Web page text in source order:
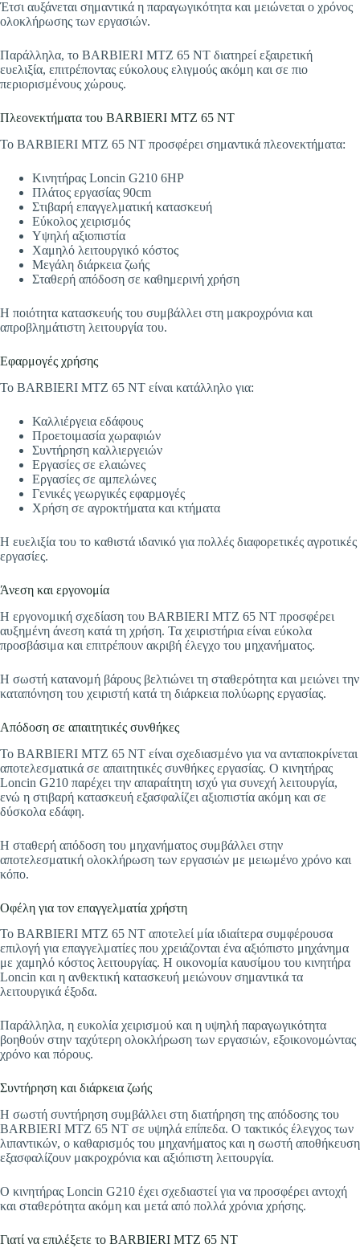
Έτσι αυξάνεται σημαντικά η παραγωγικότητα και μειώνεται ο χρόνος
ολοκλήρωσης των εργασιών.
Παράλληλα, το BARBIERI MTZ 65 NT διατηρεί εξαιρετική
ευελιξία, επιτρέποντας εύκολους ελιγμούς ακόμη και σε πιο
περιορισμένους χώρους.
Πλεονεκτήματα του BARBIERI MTZ 65 NT
Το BARBIERI MTZ 65 NT προσφέρει σημαντικά πλεονεκτήματα:
Κινητήρας Loncin G210 6HP
Πλάτος εργασίας 90cm
Στιβαρή επαγγελματική κατασκευή
Εύκολος χειρισμός
Υψηλή αξιοπιστία
Χαμηλό λειτουργικό κόστος
Μεγάλη διάρκεια ζωής
Σταθερή απόδοση σε καθημερινή χρήση
Η ποιότητα κατασκευής του συμβάλλει στη μακροχρόνια και
απροβλημάτιστη λειτουργία του.
Εφαρμογές χρήσης
Το BARBIERI MTZ 65 NT είναι κατάλληλο για:
Καλλιέργεια εδάφους
Προετοιμασία χωραφιών
Συντήρηση καλλιεργειών
Εργασίες σε ελαιώνες
Εργασίες σε αμπελώνες
Γενικές γεωργικές εφαρμογές
Χρήση σε αγροκτήματα και κτήματα
Η ευελιξία του το καθιστά ιδανικό για πολλές διαφορετικές αγροτικές
εργασίες.
Άνεση και εργονομία
Η εργονομική σχεδίαση του BARBIERI MTZ 65 NT προσφέρει
αυξημένη άνεση κατά τη χρήση. Τα χειριστήρια είναι εύκολα
προσβάσιμα και επιτρέπουν ακριβή έλεγχο του μηχανήματος.
Η σωστή κατανομή βάρους βελτιώνει τη σταθερότητα και μειώνει την
καταπόνηση του χειριστή κατά τη διάρκεια πολύωρης εργασίας.
Απόδοση σε απαιτητικές συνθήκες
Το BARBIERI MTZ 65 NT είναι σχεδιασμένο για να ανταποκρίνεται
αποτελεσματικά σε απαιτητικές συνθήκες εργασίας. Ο κινητήρας
Loncin G210 παρέχει την απαραίτητη ισχύ για συνεχή λειτουργία,
ενώ η στιβαρή κατασκευή εξασφαλίζει αξιοπιστία ακόμη και σε
δύσκολα εδάφη.
Η σταθερή απόδοση του μηχανήματος συμβάλλει στην
αποτελεσματική ολοκλήρωση των εργασιών με μειωμένο χρόνο και
κόπο.
Οφέλη για τον επαγγελματία χρήστη
Το BARBIERI MTZ 65 NT αποτελεί μία ιδιαίτερα συμφέρουσα
επιλογή για επαγγελματίες που χρειάζονται ένα αξιόπιστο μηχάνημα
με χαμηλό κόστος λειτουργίας. Η οικονομία καυσίμου του κινητήρα
Loncin και η ανθεκτική κατασκευή μειώνουν σημαντικά τα
λειτουργικά έξοδα.
Παράλληλα, η ευκολία χειρισμού και η υψηλή παραγωγικότητα
βοηθούν στην ταχύτερη ολοκλήρωση των εργασιών, εξοικονομώντας
χρόνο και πόρους.
Συντήρηση και διάρκεια ζωής
Η σωστή συντήρηση συμβάλλει στη διατήρηση της απόδοσης του
BARBIERI MTZ 65 NT σε υψηλά επίπεδα. Ο τακτικός έλεγχος των
λιπαντικών, ο καθαρισμός του μηχανήματος και η σωστή αποθήκευση
εξασφαλίζουν μακροχρόνια και αξιόπιστη λειτουργία.
Ο κινητήρας Loncin G210 έχει σχεδιαστεί για να προσφέρει αντοχή
και σταθερότητα ακόμη και μετά από πολλά χρόνια χρήσης.
Γιατί να επιλέξετε το BARBIERI MTZ 65 NT